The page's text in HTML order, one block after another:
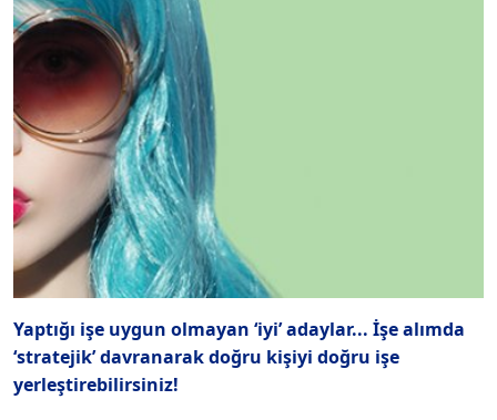
Yaptığı işe uygun olmayan ‘iyi’ adaylar... İşe alımda
‘stratejik’ davranarak doğru kişiyi doğru işe
yerleştirebilirsiniz!